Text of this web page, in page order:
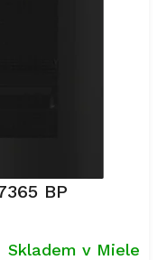
BP
Skladem v Miele